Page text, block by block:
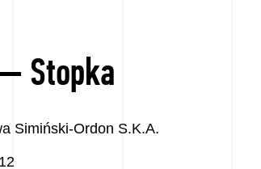
Stopka
Simiński-Ordon S.K.A.